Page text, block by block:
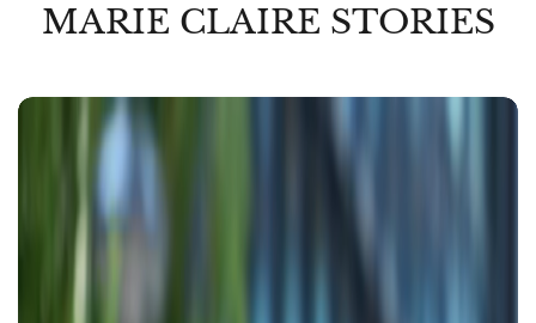
MARIE CLAIRE STORIES